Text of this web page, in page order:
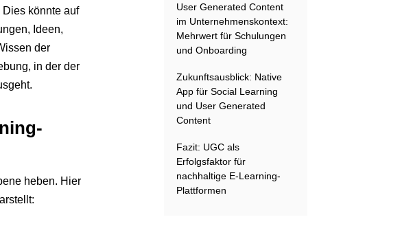
könnte auf
Ideen,
der
in der der
heben. Hier
User Generated Content
im Unternehmenskontext:
Mehrwert für Schulungen
und Onboarding
Zukunftsausblick: Native
App für Social Learning
und User Generated
Content
Fazit: UGC als
Erfolgsfaktor für
nachhaltige E-Learning-
Plattformen